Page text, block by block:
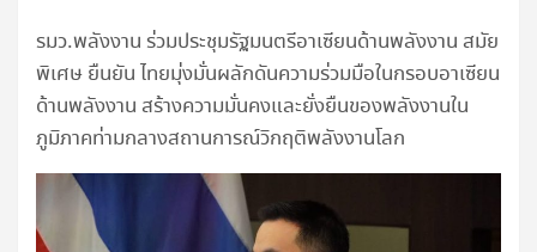
รมว.พลังงาน ร่วมประชุมรัฐมนตรีอาเซียนด้านพลังงาน สมัย
พิเศษ ยืนยัน ไทยมุ่งมั่นผลักดันความร่วมมือในกรอบอาเซียน
ด้านพลังงาน สร้างความมั่นคงและยั่งยืนของพลังงานใน
ภูมิภาคท่ามกลางสถานการณ์วิกฤติพลังงานโลก